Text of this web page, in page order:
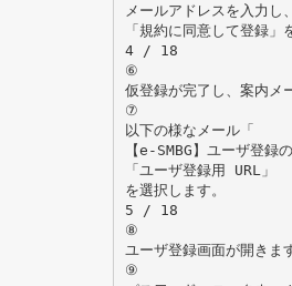
メールアドレスを入力し、
「規約に同意して登録」
4 / 18
⑥
仮登録が完了し、案内メ
⑦
以下の様なメール「
【e-SMBG】ユーザ登録
「ユーザ登録用 URL」
を選択します。
5 / 18
⑧
ユーザ登録画面が開きます
⑨